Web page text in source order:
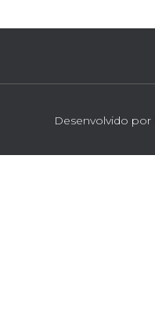
Desenvolvido por